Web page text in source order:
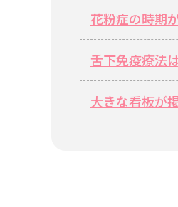
花粉症の時期
舌下免疫療法
大きな看板が